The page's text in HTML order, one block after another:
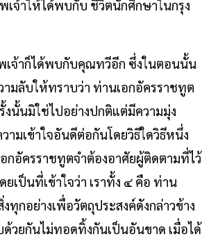
เจ้าให้ได้พบกับ ชีวิตนักศึกษาในกรุง
พเจ้าก็ได้พบกับคุณทวีอีก ซึ่งในตอนนั้น
มลับให้ทราบว่า ท่านเอกอัครราชทูต
งนั้นมิใช่ไปอย่างปกติแต่มีความมุ่ง
มเข้าใจอันดีต่อกันโดยวิธีใดวิธีหนึ่ง
กอัครราชทูตจำต้องอาศัยผู้ติดตามที่ไว้
เป็นที่เข้าใจว่า เราทั้ง ๔ คือ ท่าน
กอย่างเพื่อวัตถุประสงค์ดังกล่าวข้าง
วยกันไม่ทอดทิ้งกันเป็นอันขาด เมื่อได้